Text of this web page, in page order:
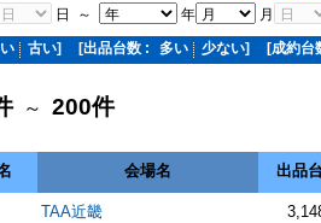
日 ～ 年
月
古い] [出品台数 : 多い 少ない] [成約台
～ 200件
会場名
出品
TAA近畿